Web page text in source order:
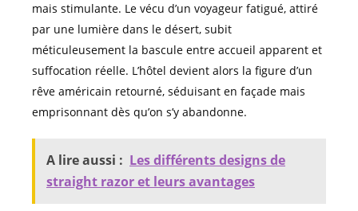
mais stimulante. Le vécu d’un voyageur fatigué, attiré
par une lumière dans le désert, subit
méticuleusement la bascule entre accueil apparent et
suffocation réelle. L’hôtel devient alors la figure d’un
rêve américain retourné, séduisant en façade mais
emprisonnant dès qu’on s’y abandonne.
A lire aussi : Les différents designs de
straight razor et leurs avantages